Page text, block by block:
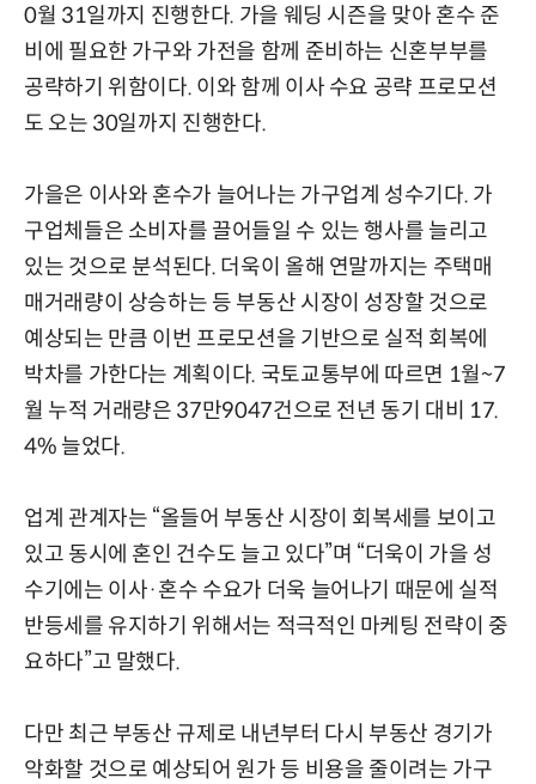
0월 31일까지 진행한다. 가을 웨딩 시즌을 맞아 혼수 준
비에 필요한 가구와 가전을 함께 준비하는 신혼부부를
공략하기 위함이다. 이와 함께 이사 수요 공략 프로모션
도 오는 30일까지 진행한다.
가을은 이사와 혼수가 늘어나는 가구업계 성수기다. 가
구업체들은 소비자를 끌어들일 수 있는 행사를 늘리고
있는 것으로 분석된다. 더욱이 올해 연말까지는 주택매
매거래량이 상승하는 등 부동산 시장이 성장할 것으로
예상되는 만큼 이번 프로모션을 기반으로 실적 회복에
박차를 가한다는 계획이다. 국토교통부에 따르면 1월~7
월 누적 거래량은 37만9047건으로 전년 동기 대비 17.
4% 늘었다.
업계 관계자는 “올들어 부동산 시장이 회복세를 보이고
있고 동시에 혼인 건수도 늘고 있다”며 “더욱이 가을 성
수기에는 이사·혼수 수요가 더욱 늘어나기 때문에 실적
반등세를 유지하기 위해서는 적극적인 마케팅 전략이 중
요하다”고 말했다.
다만 최근 부동산 규제로 내년부터 다시 부동산 경기가
악화할 것으로 예상되어 원가 등 비용을 줄이려는 가구